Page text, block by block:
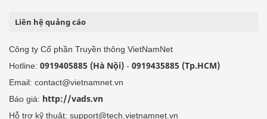
Liên hệ quảng cáo
Công ty Cổ phần Truyền thông VietNamNet
Hotline: 0919405885 (Hà Nội) - 0919435885 (Tp.HCM)
Email: contact@vietnamnet.vn
Báo giá: http://vads.vn
Hỗ trợ kỹ thuật: support@tech.vietnamnet.vn